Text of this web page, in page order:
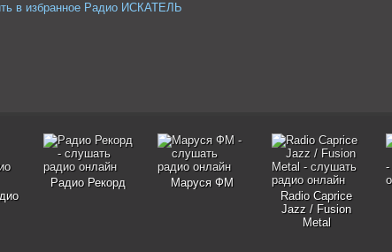
в избранное Радио ИСКАТЕЛЬ
Радио Рекорд
Маруся ФМ
Radio Caprice
Jazz / Fusion
Metal